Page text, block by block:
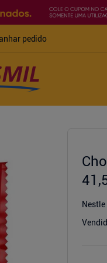
pedido
Nestle